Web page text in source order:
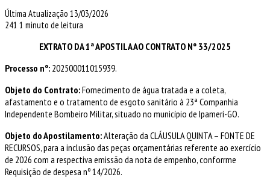
Última Atualização 13/03/2026
241 1 minuto de leitura
EXTRATO DA 1ª APOSTILA AO CONTRATO Nº 33/2025
Processo nº: 202500011015939.
Objeto do Contrato:Fornecimento de água tratada e a coleta,
afastamento e o tratamento de esgoto sanitário à 23ª Companhia
Independente Bombeiro Militar, situado no município de Ipameri-GO.
Objeto do Apostilamento:Alteração da CLÁUSULA QUINTA – FONTE DE
RECURSOS, para a inclusão das peças orçamentárias referente ao exercício
de 2026 com a respectiva emissão da nota de empenho, conforrme
Requisição de despesa nº 14/2026.